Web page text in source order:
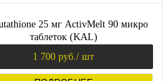
25 мг ActivMelt 90 микро
таблеток (KAL)
1 700 руб. / шт